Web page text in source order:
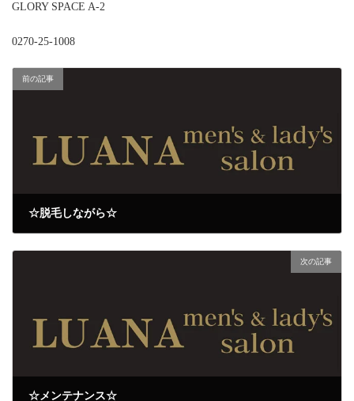
GLORY SPACE A-2
0270-25-1008
前の記事
☆脱毛しながら☆
次の記事
☆メンテナンス☆